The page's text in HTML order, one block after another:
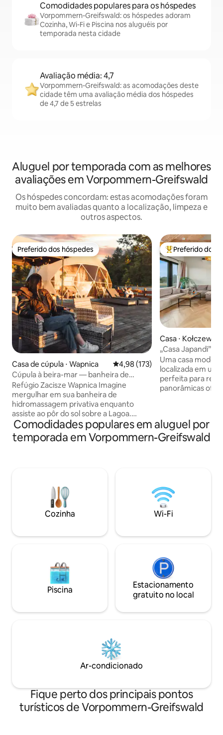
Comodidades populares para os hóspedes
Vorpommern-Greifswald: os hóspedes adoram
Cozinha, Wi-Fi e Piscina nos aluguéis por
temporada nesta cidade
Avaliação média: 4,7
Vorpommern-Greifswald: as acomodações deste
cidade têm uma avaliação média dos hóspedes
de 4,7 de 5 estrelas
Aluguel por temporada com as melhores
avaliações em Vorpommern-Greifswald
Os hóspedes concordam: estas acomodações foram
muito bem avaliadas quanto a localização, limpeza e
outros aspectos.
Preferido dos hóspedes
Preferido dos hóspedes
Casa de cúpula ⋅ Wapnica 4,98 de uma avaliação média de
4,98 (173)
Cúpula à beira-mar — banheira de
hidromassagem privativa, sauna, pôr do
sol
Refúgio Zacisze Wapnica Imagine
mergulhar em sua banheira de
hidromassagem privativa enquanto
assiste ao pôr do sol sobre a Lagoa.
Nossa cúpula glamping é um lugar
romântico na natureza com vistas
deslumbrantes para a água. Você pode
de estimação. Explore Międzyzdroje,
caminhadas, ciclismo, caiaque e praias.
Temos bicicletas e caiaques para alugar.
Se o Dome estiver reservado, verifique
meu perfil.
Entre os
Preferido dos
Casa ⋅ Kołczewo
„Casa Japandi” •
Uma casa
localizada em um
perfeita para
panorâmicas
interior é
equipado. Um
privacidade e
um espaço
relaxar.
Comodidades populares em aluguel por
temporada em Vorpommern-Greifswald
Cozinha Wi-Fi
Piscina
Estacionamento
gratuito no local
Ar-condicionado
Fique perto dos principais pontos
turísticos de Vorpommern-Greifswald